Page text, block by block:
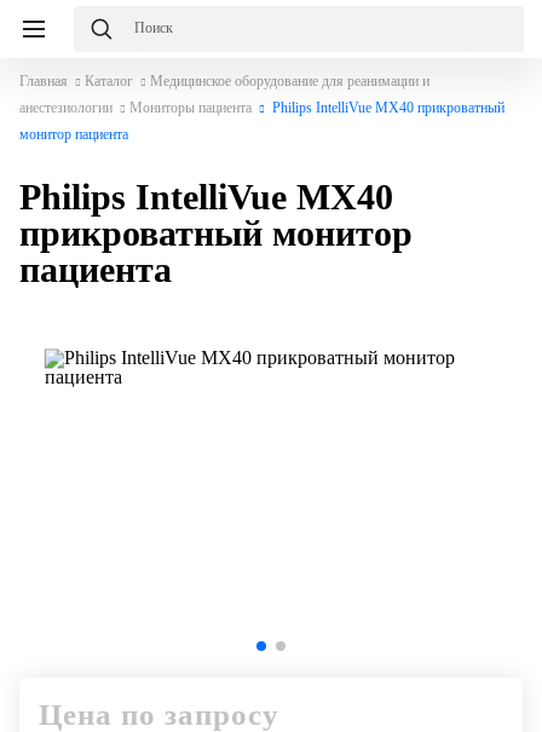
Главная Каталог
Медицинское оборудование для реанимации и
анестезиологии
Мониторы пациента
Philips IntelliVue MX40 прикроватный
монитор пациента
Philips IntelliVue MX40
прикроватный монитор
пациента
Цена по запросу